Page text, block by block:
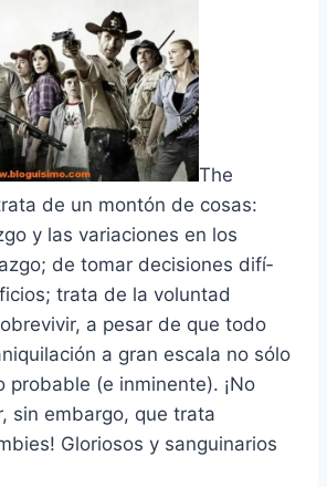
The
de un montón de cosas:
y las variaciones en los
de tomar decisiones difí­
trata de la voluntad
a pesar de que todo
a gran escala no sólo
probable (e inminente). ¡No
sin embargo, que trata
Gloriosos y sanguinarios